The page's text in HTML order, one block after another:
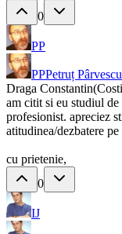
0
PP
PPPetruț Pârvescu
Draga
am citit si eu studiul de
profesionist. apreciez
atitudinea/dezbatere
cu prietenie,
0
IJ